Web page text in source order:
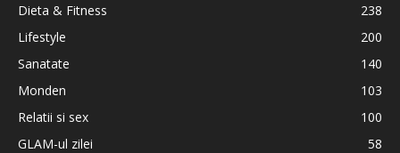
Dieta & Fitness
238
Lifestyle
200
Sanatate
140
Monden
103
Relatii si sex
100
GLAM-ul zilei
58